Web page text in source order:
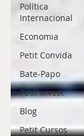
Política
Internacional
Economia
Petit Convida
Bate-Papo
Petit Invest
Blog
Petit Cursos